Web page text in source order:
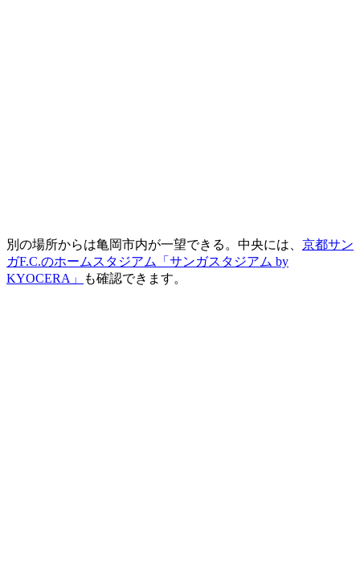
別の場所からは亀岡市内が一望できる。中央には、 京都サン
ガF.C.のホームスタジアム「サンガスタジアム by
KYOCERA」
も確認できます。